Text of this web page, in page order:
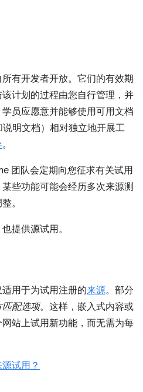
有开发者开放。它们的有效期
计划的过程由您自行管理，并
员应愿意并能够使用可用文档
说明文档）相对独立地开展工
。
团队会定期向您征求有关试用
些功能可能会经历多次来源测
。
也提供源试用。
用于为试用注册的来源。部分
配选项。这样，嵌入式内容或
站上试用新功能，而无需为每
试用？